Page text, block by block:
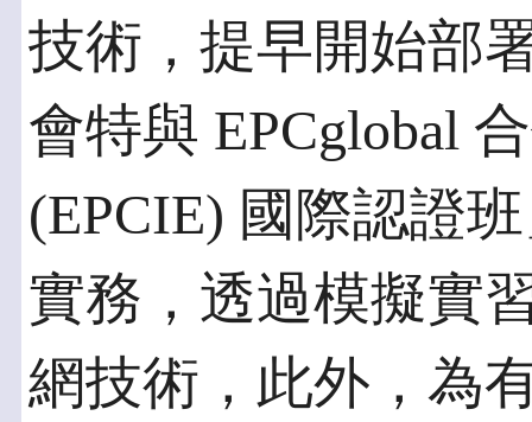
技術，提早開始部
會特與 EPCglobal
(EPCIE) 國際認證
實務，透過模擬實
網技術，此外，為